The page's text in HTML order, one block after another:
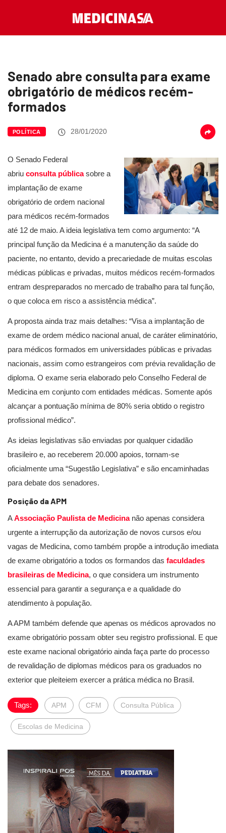
Senado abre consulta para exame
obrigatório de médicos recém-
formados
POLÍTICA 28/01/2020
O Senado Federal
abriu consulta pública sobre a
implantação de exame
obrigatório de ordem nacional
para médicos recém-formados
até 12 de maio. A ideia legislativa tem como argumento: “A
principal função da Medicina é a manutenção da saúde do
paciente, no entanto, devido a precariedade de muitas escolas
médicas públicas e privadas, muitos médicos recém-formados
entram despreparados no mercado de trabalho para tal função,
o que coloca em risco a assistência médica”.
A proposta ainda traz mais detalhes: “Visa a implantação de
exame de ordem médico nacional anual, de caráter eliminatório,
para médicos formados em universidades públicas e privadas
nacionais, assim como estrangeiros com prévia revalidação de
diploma. O exame seria elaborado pelo Conselho Federal de
Medicina em conjunto com entidades médicas. Somente após
alcançar a pontuação mínima de 80% seria obtido o registro
profissional médico”.
As ideias legislativas são enviadas por qualquer cidadão
brasileiro e, ao receberem 20.000 apoios, tornam-se
oficialmente uma “Sugestão Legislativa” e são encaminhadas
para debate dos senadores.
Posição da APM
AAssociação Paulista de Medicinanão apenas considera
urgente a interrupção da autorização de novos cursos e/ou
vagas de Medicina, como também propõe a introdução imediata
de exame obrigatório a todos os formandos das faculdades
brasileiras de Medicina, o que considera um instrumento
essencial para garantir a segurança e a qualidade do
atendimento à população.
A APM também defende que apenas os médicos aprovados no
exame obrigatório possam obter seu registro profissional. E que
este exame nacional obrigatório ainda faça parte do processo
de revalidação de diplomas médicos para os graduados no
exterior que pleiteiem exercer a prática médica no Brasil.
Tags: APM CFM Consulta Pública
Escolas de Medicina